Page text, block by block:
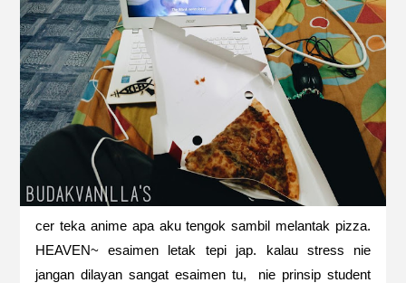
cer teka anime apa aku tengok sambil melantak pizza.
HEAVEN~ esaimen letak tepi jap. kalau stress nie
jangan dilayan sangat esaimen tu, nie prinsip student